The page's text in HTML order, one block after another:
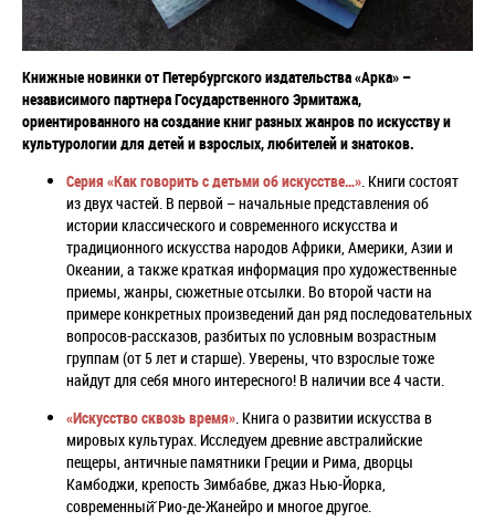
Книжные новинки от Петербургского издательства «Арка» –
независимого партнера Государственного Эрмитажа,
ориентированного на создание книг разных жанров по искусству и
культурологии для детей и взрослых, любителей и знатоков.
Серия «Как говорить с детьми об искусстве…». Книги состоят
из двух частей. В первой – начальные представления об
истории классического и современного искусства и
традиционного искусства народов Африки, Америки, Азии и
Океании, а также краткая информация про художественные
приемы, жанры, сюжетные отсылки. Во второй части на
примере конкретных произведений дан ряд последовательных
вопросов-рассказов, разбитых по условным возрастным
группам (от 5 лет и старше). Уверены, что взрослые тоже
найдут для себя много интересного! В наличии все 4 части.
«Искусство сквозь время». Книга о развитии искусства в
мировых культурах. Исследуем древние австралийские
пещеры, античные памятники Греции и Рима, дворцы
Камбоджи, крепость Зимбабве, джаз Нью-Йорка,
современный̆ Рио-де-Жанейро и многое другое.